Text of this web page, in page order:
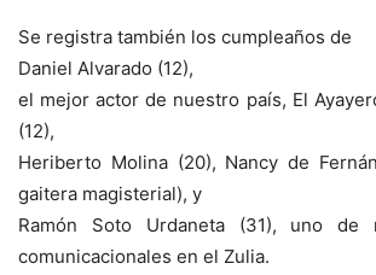
Se registra también los cumpleaños de
Daniel Alvarado (12),
el mejor actor de nuestro país, El
(12),
Heriberto Molina (20), Nancy de
gaitera magisterial), y
Ramón Soto Urdaneta (31), uno de
comunicacionales en el Zulia.